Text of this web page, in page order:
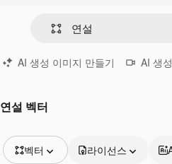
AI 생성 이미지 만들기 AI 생
연설 벡터
벡터 라이선스